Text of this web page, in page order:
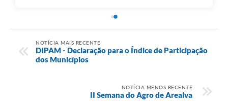
NOTÍCIA MAIS RECENTE
DIPAM - Declaração para o Índice de Participação
dos Municípios
NOTÍCIA MENOS RECENTE
II Semana do Agro de Arealva